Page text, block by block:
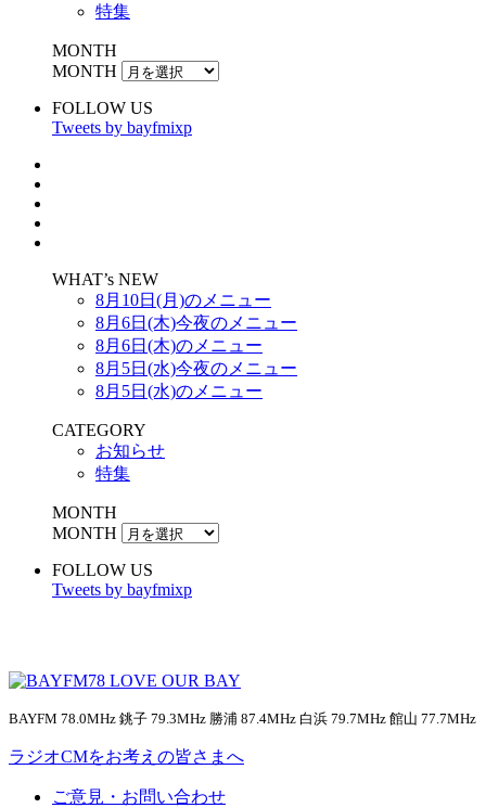
特集
MONTH
MONTH
FOLLOW US
Tweets by bayfmixp
WHAT’s NEW
8月10日(月)のメニュー
8月6日(木)今夜のメニュー
8月6日(木)のメニュー
8月5日(水)今夜のメニュー
8月5日(水)のメニュー
CATEGORY
お知らせ
特集
MONTH
MONTH
FOLLOW US
Tweets by bayfmixp
BAYFM 78.0MHz 銚子 79.3MHz 勝浦 87.4MHz 白浜 79.7MHz 館山 77.7MHz
ラジオCMをお考えの皆さまへ
ご意見・お問い合わせ